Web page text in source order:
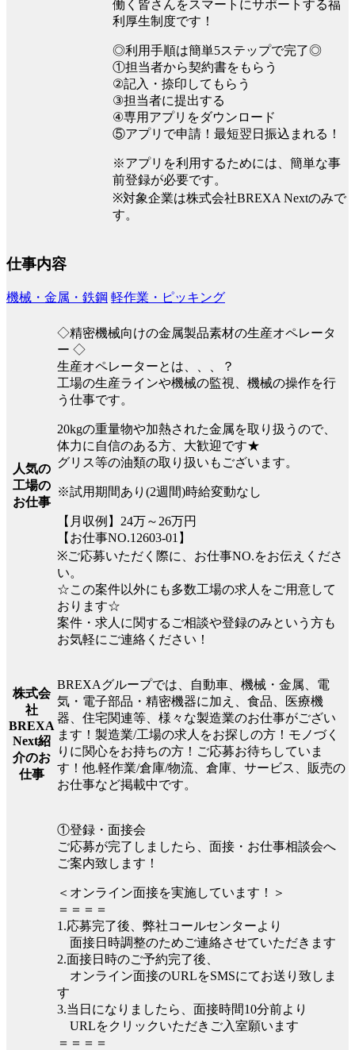
働く皆さんをスマートにサポートする福
利厚生制度です！
◎利用手順は簡単5ステップで完了◎
①担当者から契約書をもらう
②記入・捺印してもらう
③担当者に提出する
④専用アプリをダウンロード
⑤アプリで申請！最短翌日振込まれる！
※アプリを利用するためには、簡単な事
前登録が必要です。
※対象企業は株式会社BREXA Nextのみで
す。
仕事内容
機械・金属・鉄鋼 軽作業・ピッキング
人気の
工場の
お仕事
◇精密機械向けの金属製品素材の生産オペレータ
ー ◇
生産オペレーターとは、、、？
工場の生産ラインや機械の監視、機械の操作を行
う仕事です。
20kgの重量物や加熱された金属を取り扱うので、
体力に自信のある方、大歓迎です★
グリス等の油類の取り扱いもございます。
※試用期間あり(2週間)時給変動なし
【月収例】24万～26万円
【お仕事NO.12603-01】
※ご応募いただく際に、お仕事NO.をお伝えくださ
い。
☆この案件以外にも多数工場の求人をご用意して
おります☆
案件・求人に関するご相談や登録のみという方も
お気軽にご連絡ください！
株式会
社
BREXA
Next紹
介のお
仕事
BREXAグループでは、自動車、機械・金属、電
気・電子部品・精密機器に加え、食品、医療機
器、住宅関連等、様々な製造業のお仕事がござい
ます！製造業/工場の求人をお探しの方！モノづく
りに関心をお持ちの方！ご応募お待ちしていま
す！他.軽作業/倉庫/物流、倉庫、サービス、販売の
お仕事など掲載中です。
①登録・面接会
ご応募が完了しましたら、面接・お仕事相談会へ
ご案内致します！
＜オンライン面接を実施しています！＞
＝＝＝＝
1.応募完了後、弊社コールセンターより
面接日時調整のためご連絡させていただきます
2.面接日時のご予約完了後、
オンライン面接のURLをSMSにてお送り致しま
す
3.当日になりましたら、面接時間10分前より
URLをクリックいただきご入室願います
＝＝＝＝